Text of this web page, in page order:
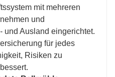
mit mehreren
und
und Ausland eingerichtet.
für jedes
Risiken zu